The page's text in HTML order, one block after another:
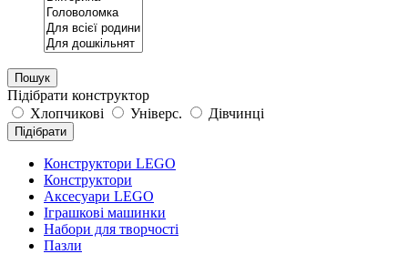
Пошук
Підібрати конструктор
Хлопчикові
Універс. Дівчинці
Підібрати
Конструктори LEGO
Конструктори
Аксесуари LEGO
Іграшкові машинки
Набори для творчості
Пазли